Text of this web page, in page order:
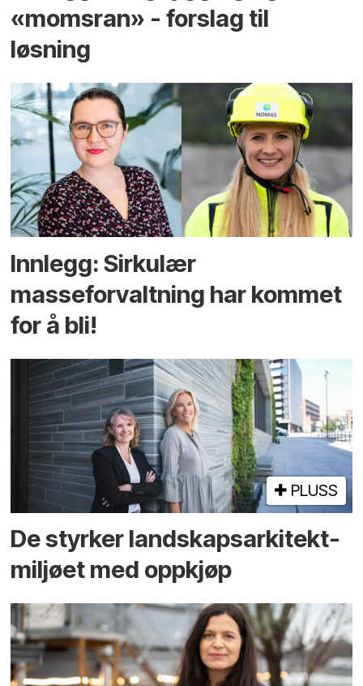
«momsran» - forslag til
løsning
Innlegg: Sirkulær
masseforvaltning har kommet
for å bli!
PLUSS
De styrker landskaps­arkitekt­
miljøet med oppkjøp